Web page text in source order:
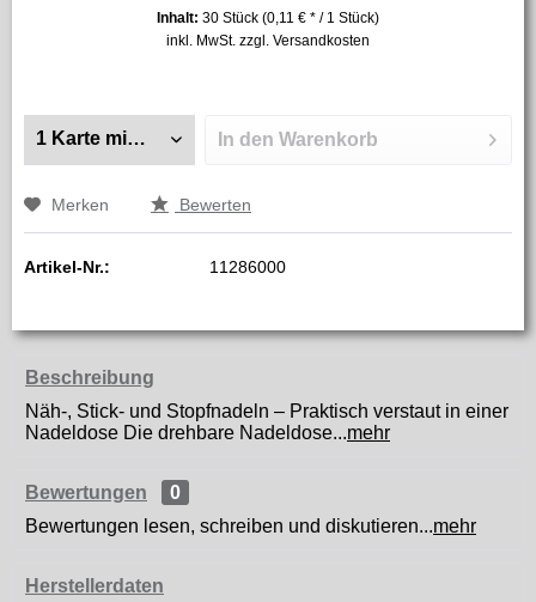
Inhalt: 30 Stück (0,11 € * / 1 Stück)
inkl. MwSt. zzgl. Versandkosten
In den Warenkorb
Merken Bewerten
Artikel-Nr.: 11286000
Beschreibung
Näh-, Stick- und Stopfnadeln – Praktisch verstaut in einer
Nadeldose Die drehbare Nadeldose...mehr
Bewertungen
0
Bewertungen lesen, schreiben und diskutieren...mehr
Herstellerdaten